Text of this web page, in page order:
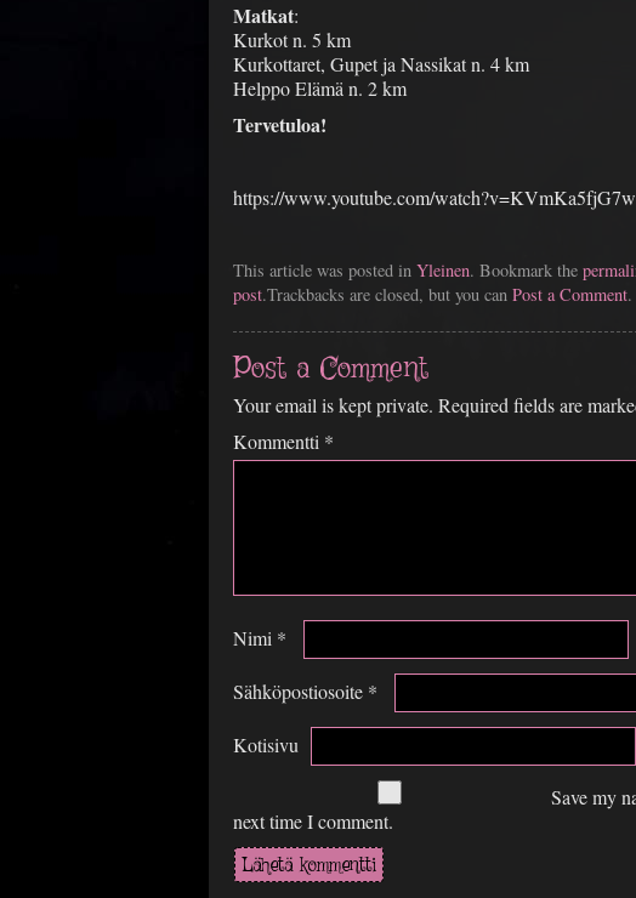
Matkat:
Kurkot n. 5 km
Kurkottaret, Gupet ja Nassikat n. 4 km
Helppo Elämä n. 2 km
Tervetuloa!
https://www.youtube.com/watch?v=KVmKa5fjG7w
This article was posted in Yleinen. Bookmark the
post.Trackbacks are closed, but you can Post a Comment.
Post a Comment
Your email is kept private. Required fields are
Kommentti *
Nimi *
Sähköpostiosoite *
Kotisivu
Save my
next time I comment.